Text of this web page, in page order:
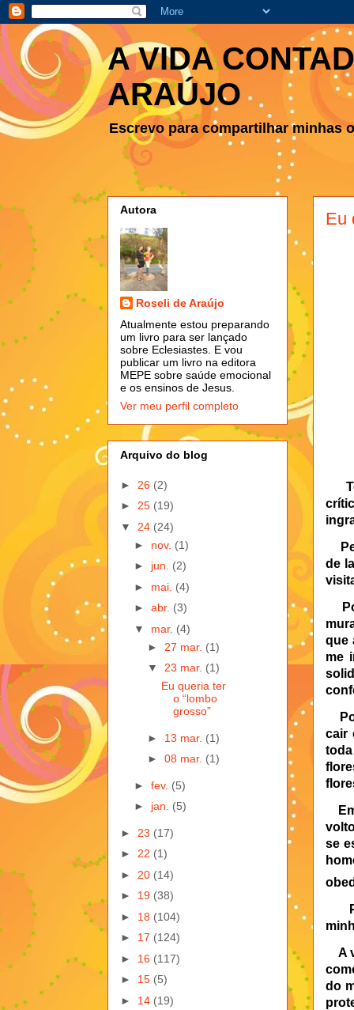
A VIDA
ARAÚJO
Escrevo para compartilhar minhas
Eu
de
que
me
cair
se
A
do
Autora
Roseli de Araújo
Atualmente estou preparando
um livro para ser lançado
sobre Eclesiastes. E vou
publicar um livro na editora
MEPE sobre saúde emocional
e os ensinos de Jesus.
Ver meu perfil completo
Arquivo do blog
► 26 (2)
► 25 (19)
▼ 24 (24)
► nov. (1)
► jun. (2)
► mai. (4)
► abr. (3)
▼ mar. (4)
► 27 mar. (1)
▼ 23 mar. (1)
Eu queria ter
o “lombo
grosso”
► 13 mar. (1)
► 08 mar. (1)
► fev. (5)
► jan. (5)
► 23 (17)
► 22 (1)
► 20 (14)
► 19 (38)
► 18 (104)
► 17 (124)
► 16 (117)
► 15 (5)
► 14 (19)